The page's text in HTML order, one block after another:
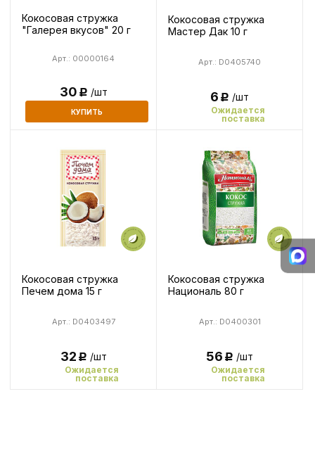
Кокосовая стружка
"Галерея вкусов" 20 г
Арт.: 00000164
30Р /шт
КУПИТЬ
Кокосовая стружка
Мастер Дак 10 г
Арт.: D0405740
6Р /шт
Ожидается
поставка
Кокосовая стружка
Печем дома 15 г
Арт.: D0403497
32Р /шт
Ожидается
поставка
Кокосовая стружка
Националь 80 г
Арт.: D0400301
56Р /шт
Ожидается
поставка